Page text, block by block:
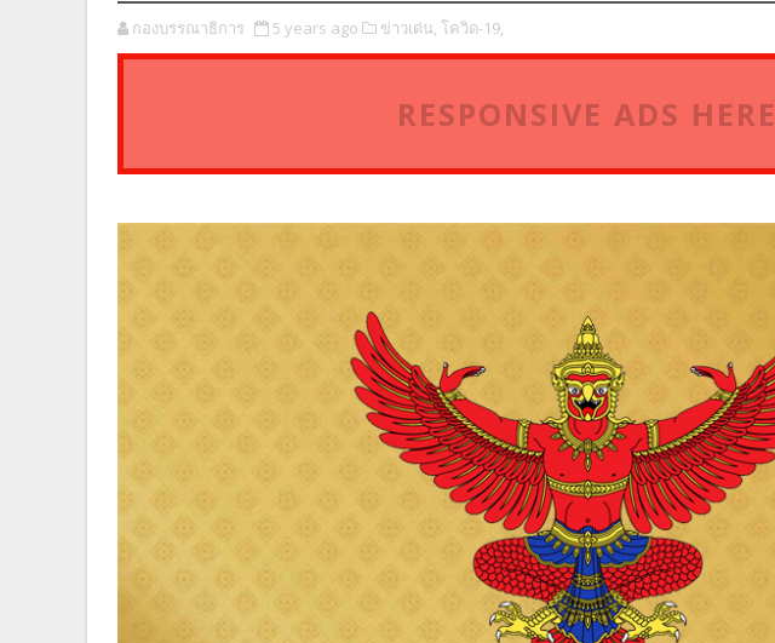
กองบรรณาธิการ 5 years ago ข่าวเด่น, โควิด-19,
RESPONSIVE ADS HERE